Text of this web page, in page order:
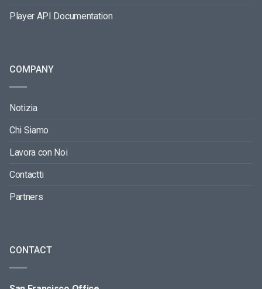
Player API Documentation
COMPANY
Notizia
Chi Siamo
Lavora con Noi
Contactti
Partners
CONTACT